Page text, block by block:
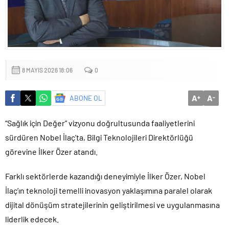
8 MAYIS 2026 18:06 0
ABONE OL A+ A-
“Sağlık için Değer” vizyonu doğrultusunda faaliyetlerini
sürdüren Nobel İlaç’ta, Bilgi Teknolojileri Direktörlüğü
görevine İlker Özer atandı.
Farklı sektörlerde kazandığı deneyimiyle İlker Özer, Nobel
İlaç’ın teknoloji temelli inovasyon yaklaşımına paralel olarak
dijital dönüşüm stratejilerinin geliştirilmesi ve uygulanmasına
liderlik edecek.